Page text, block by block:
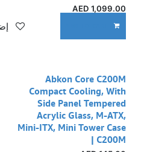
1,099.00
AED
Abkon Core C200M
Compact Cooling, With
Side Panel Tempered
Acrylic Glass, M-ATX,
Mini-ITX, Mini Tower Case
| C200M